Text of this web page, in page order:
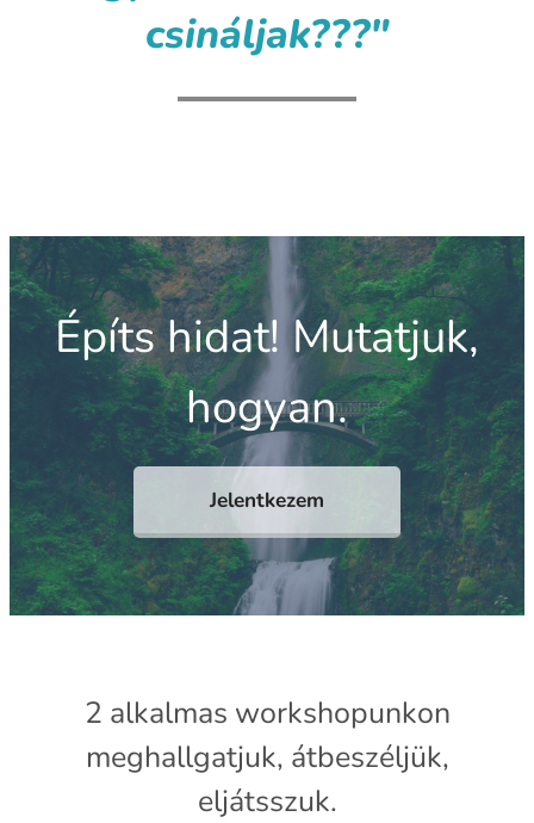
csináljak???"
Építs hidat! Mutatjuk,
hogyan.
Jelentkezem
2 alkalmas workshopunkon
meghallgatjuk, átbeszéljük,
eljátsszuk.